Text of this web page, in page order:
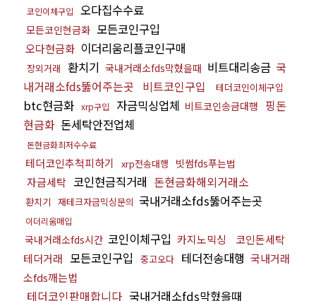
코인이체구입 오다집수수료
모든코인현금화 모든코인구입
오다현금화 이더리움리플코인구매
장외거래 환치기 국내거래소fds막혔을때 비트대리송금 국
내거래소fds뚫어주는곳 비트코인구입 테더코인이체구입
btc현금화 xrp구입 자금믹싱업체 비트코인송금대행 핑돈
현금화 돈세탁안전업체
돈현금화최저수수료
테더코인추척피하기 xrp전송대행 빗썸fds푸는법
자금세탁 코인현금직거래 돈현금화해외거래소
환치기 재테크자금믹싱문의 국내거래소fds뚫어주는곳
이더리움매입
국내거래소fds시간 코인이체구입 카지노믹싱
코인돈세탁
테더거래 모든코인구입 중고오다 테더전송대행 국내거래
소fds깨는법
테더코인판매합니다 국내거래소fds막혔을때